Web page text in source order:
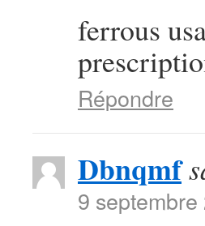
ferrous
Répondre
Dbnqmf
9